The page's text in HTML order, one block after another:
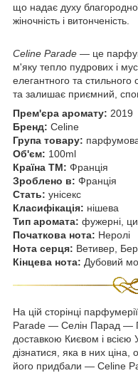
що надає духу
жіночність і витонченість.
Celine Parade — це
м'яку тепло пудрових і
елегантного та
та залишає приємний,
Прем'єра аромату: 2019
Бренд: Celine
Група товару:
Об'єм: 100ml
Країна ТМ: Франція
Зроблено в: Франція
Стать: унісекс
Класифікація: нішева
Тип аромата: фужерні,
Початкова нота: Неролі
Нота серця: Ветивер,
Кінцева нота: Дубовий
На цій сторінці парфумерії
Parade — Селін Парад —
доставкою Києвом і всією
дізнатися, яка в них ціна,
його придбали — Celine